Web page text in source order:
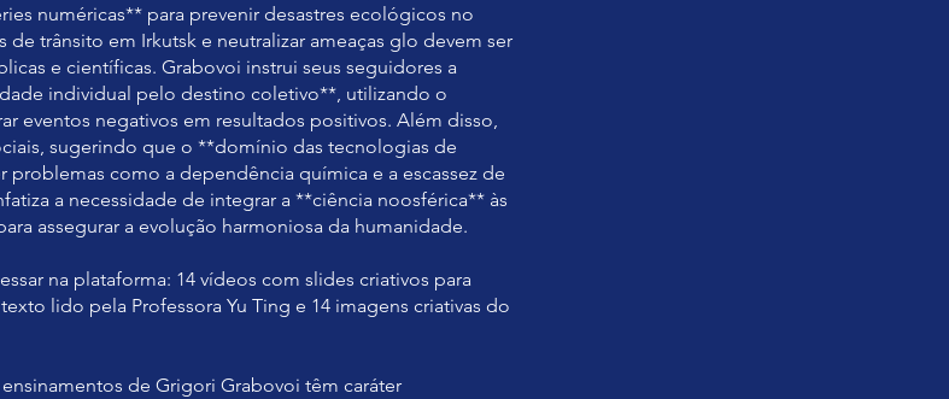
numéricas** para prevenir desastres ecológicos no
de trânsito em Irkutsk e neutralizar ameaças glo devem ser
e científicas. Grabovoi instrui seus seguidores a
individual pelo destino coletivo**, utilizando o
eventos negativos em resultados positivos. Além disso,
sugerindo que o **domínio das tecnologias de
problemas como a dependência química e a escassez de
a necessidade de integrar a **ciência noosférica** às
assegurar a evolução harmoniosa da humanidade.
na plataforma: 14 vídeos com slides criativos para
lido pela Professora Yu Ting e 14 imagens criativas do
de Grigori Grabovoi têm caráter